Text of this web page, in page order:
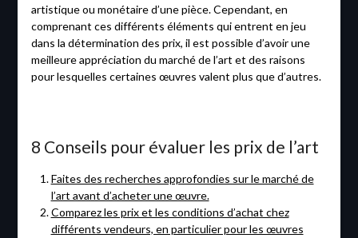
artistique ou monétaire d’une pièce. Cependant, en
comprenant ces différents éléments qui entrent en jeu
dans la détermination des prix, il est possible d’avoir une
meilleure appréciation du marché de l’art et des raisons
pour lesquelles certaines œuvres valent plus que d’autres.
8 Conseils pour évaluer les prix de l’art
Faites des recherches approfondies sur le marché de
l’art avant d’acheter une œuvre.
Comparez les prix et les conditions d’achat chez
différents vendeurs, en particulier pour les œuvres